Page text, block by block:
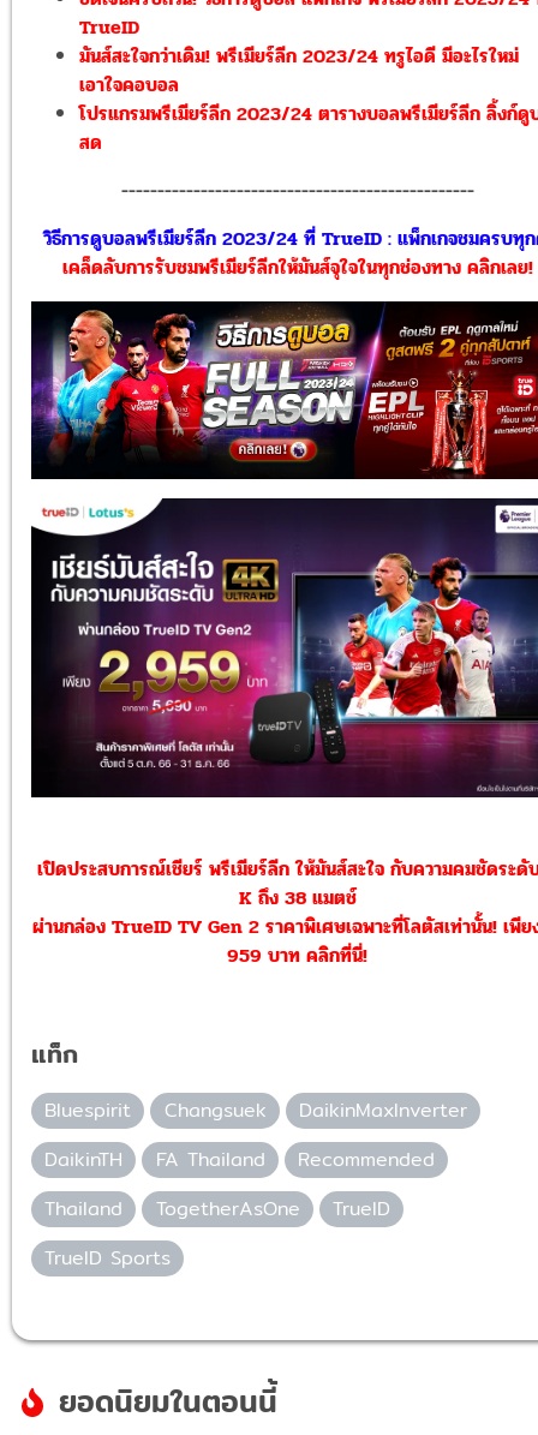
TrueID
มันส์สะใจกว่าเดิม! พรีเมียร์ลีก 2023/24 ทรูไอดี มีอะไรใหม่
เอาใจคอบอล
โปรแกรมพรีเมียร์ลีก 2023/24 ตารางบอลพรีเมียร์ลีก ลิ้งก์ดู
สด
-------------------------------------------------
วิธีการดูบอลพรีเมียร์ลีก 2023/24 ที่ TrueID : แพ็กเกจชมครบทุ
เคล็ดลับการรับชมพรีเมียร์ลีกให้มันส์จุใจในทุกช่องทาง คลิกเลย!
เปิดประสบการณ์เชียร์ พรีเมียร์ลีก ให้มันส์สะใจ กับความคมชัดระดั
K ถึง 38 แมตช์
ผ่านกล่อง TrueID TV Gen 2 ราคาพิเศษเฉพาะที่โลตัสเท่านั้น! เพีย
959 บาท คลิกที่นี่!
แท็ก
Bluespirit Changsuek
DaikinMaxInverter
DaikinTH
FA Thailand
Recommended
Thailand
TogetherAsOne
TrueID
TrueID Sports
ยอดนิยมในตอนนี้